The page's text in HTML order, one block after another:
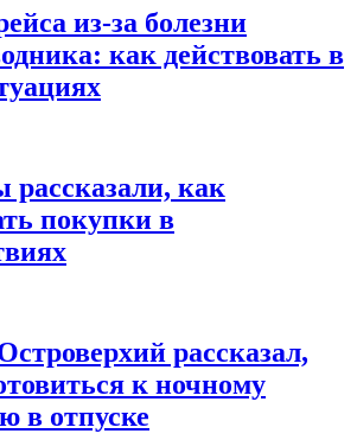
из-за болезни
как действовать в
рассказали, как
покупки в
рассказал,
к ночному
в отпуске